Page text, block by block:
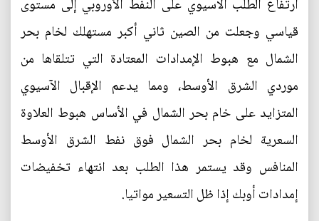
ارتفاع الطلب الآسيوي على النفط الأوروبي إلى مستوى
قياسي وجعلت من الصين ثاني أكبر مستهلك لخام بحر
الشمال مع هبوط الإمدادات المعتادة التي تتلقاها من
موردي الشرق الأوسط، ومما يدعم الإقبال الآسيوي
المتزايد على خام بحر الشمال في الأساس هبوط العلاوة
السعرية لخام بحر الشمال فوق نفط الشرق الأوسط
المنافس وقد يستمر هذا الطلب بعد انتهاء تخفيضات
إمدادات أوبك إذا ظل التسعير مواتيا.